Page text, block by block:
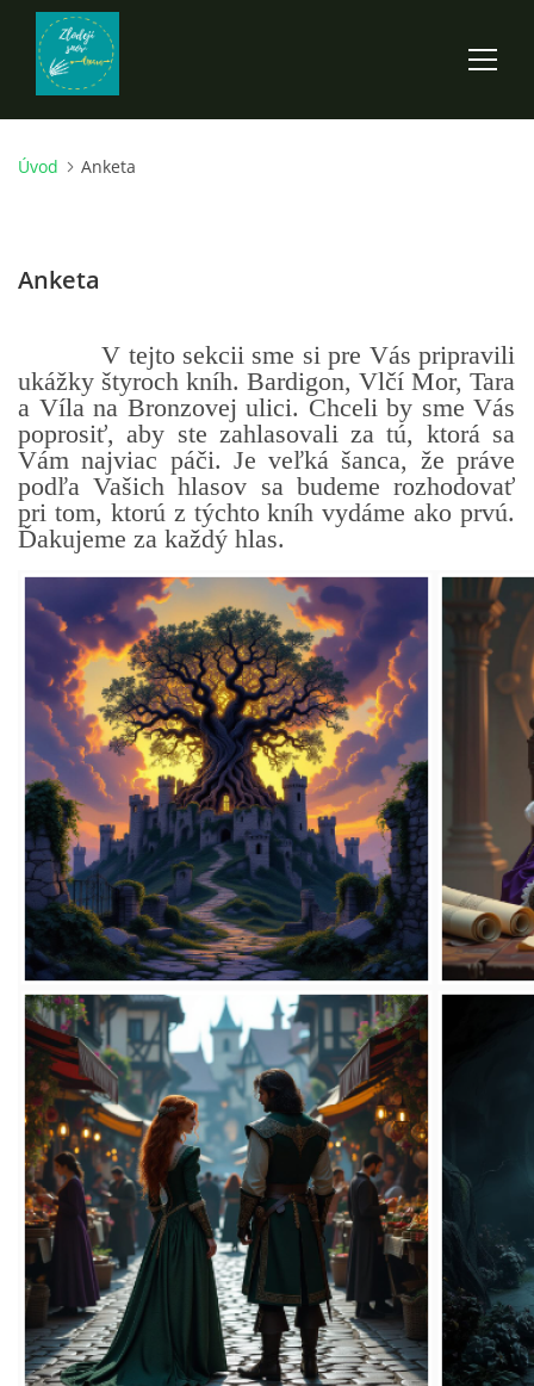
ÚVOD
ANDARION
EGYRON: SIEDMY DEŇ - 3. DIEL
GAMEBOOK
ANKETA
BARDIGON
TARA
VÍLA NA BRONZOVEJ ULICI
VLČÍ MOR
bludicka.cirezlo@gmail.com
Príbehy a poviedky na tejto stránke sú duševným
vlastníctvom autorov. Všetky práva vyhradené.
© 2026 eStránky.sk RSS|WebSlice |Aktualizované 5. 8. 2026|
Hore ↑
Úvod Anketa
Anketa
V tejto sekcii sme si pre Vás pripravili
ukážky štyroch kníh. Bardigon, Vlčí Mor, Tara
a Víla na Bronzovej ulici. Chceli by sme Vás
poprosiť, aby ste zahlasovali za tú, ktorá sa
Vám najviac páči. Je veľká šanca, že práve
podľa Vašich hlasov sa budeme rozhodovať
pri tom, ktorú z týchto kníh vydáme ako prvú.
Ďakujeme za každý hlas.